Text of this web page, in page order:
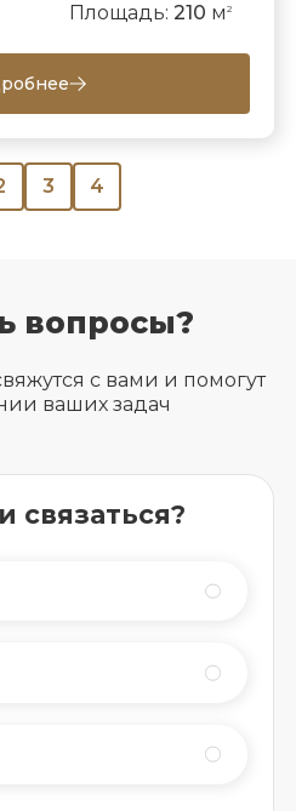
Площадь: 210 м 2
3 4
вопросы?
с вами и помогут
ваших задач
связаться?